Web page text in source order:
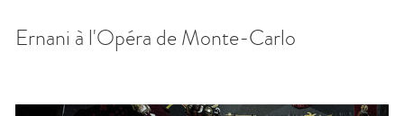
Ernani à l'Opéra de Monte-Carlo